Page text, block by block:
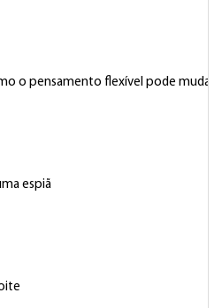
o pensamento flexível pode mudar
espiã